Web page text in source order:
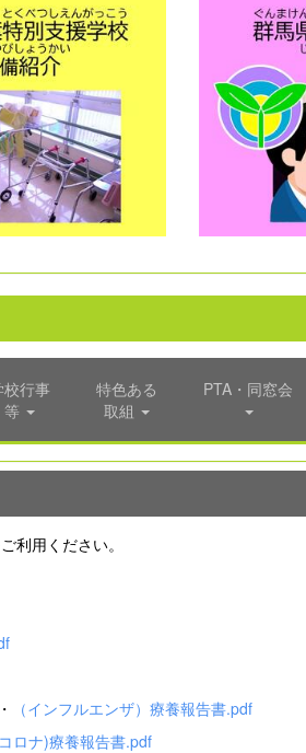
校行事
等
特色ある
取組
PTA・同窓会
利用ください。
（インフルエンザ）療養報告書.pdf
ロナ)療養報告書.pdf